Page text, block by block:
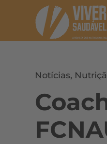
Notícias,